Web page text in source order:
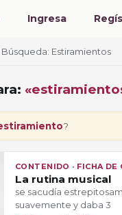
Ingresa
Búsqueda: Estiramientos
?
CONTENIDO · FICHA DE
La rutina musical
se sacudía
suavemente y daba 3